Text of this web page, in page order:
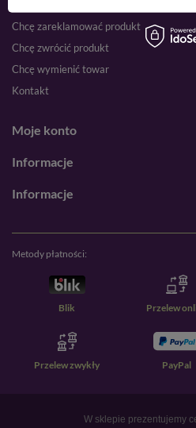
Chcę zareklamować produkt
Chcę zwrócić produkt
Chcę wymienić towar
Kontakt
Moje konto
Informacje
Informacje
Metody płatności:
Blik Przelew
Przelew zwykły PayPal
W sklepie prezentujemy